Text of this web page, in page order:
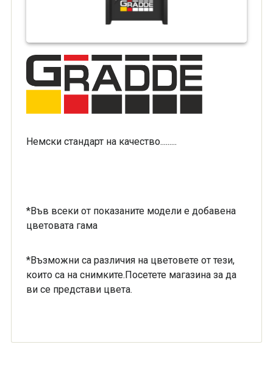
Немски стандарт на качество.........
*Във всеки от показаните модели е добавена
цветовата гама
*Възможни са различия на цветовете от тези,
които са на снимките.Посетете магазина за да
ви се представи цвета.